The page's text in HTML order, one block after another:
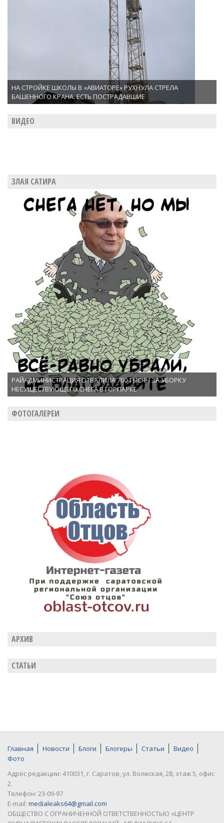
НА СТРОЙКЕ ШКОЛЫ В «АВИАТОРЕ» РУХНУЛА СТРЕЛА
БАШЕННОГО КРАНА. ЕСТЬ ПОСТРАДАВШИЕ
ВИДЕО
ЗЛАЯ САТИРА
РАЙАДМИНИСТРАЦИЯ ОТВАЛИЛА 700 ТЫСЯЧ ЗА УБОРКУ
НЕСУЩЕСТВУЮЩЕГО СНЕГА В ГОРПАРКЕ
ФОТОГАЛЕРЕИ
АРХИВ
СТАТЬИ
Главная Новости Блоги Блогеры Статьи
Видео
Фото
Адрес редакции: 410031, г. Саратов, ул. Волжская, 28, этаж 5, офис
2.
Телефон: 23-09-97
E-mail: medialeaks64@gmail.com
ОБЩЕСТВО С ОГРАНИЧЕННОЙ ОТВЕТСТВЕННОСТЬЮ «ЦЕНТР